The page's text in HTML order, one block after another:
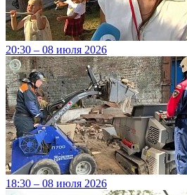
20:30 – 08 июля 2026
18:30 – 08 июля 2026